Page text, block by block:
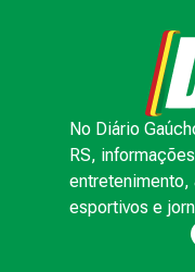
No Diário
RS,
entretenimento,
esportivos e